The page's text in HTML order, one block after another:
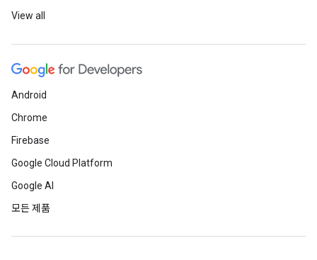
View all
Android
Chrome
Firebase
Google Cloud Platform
Google AI
모든 제품